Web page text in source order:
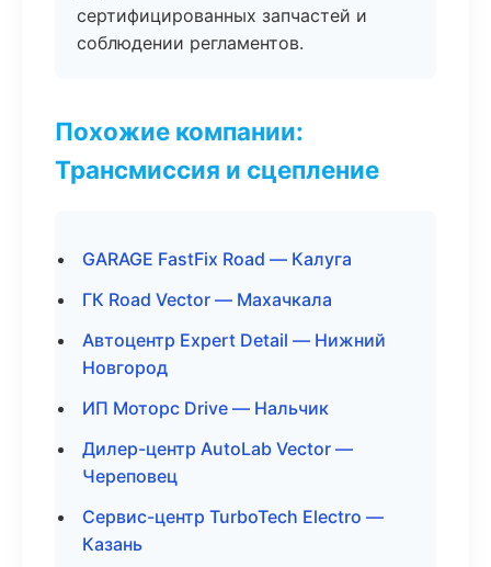
сертифицированных запчастей и
соблюдении регламентов.
Похожие компании:
Трансмиссия и сцепление
GARAGE FastFix Road — Калуга
ГК Road Vector — Махачкала
Автоцентр Expert Detail — Нижний
Новгород
ИП Моторс Drive — Нальчик
Дилер-центр AutoLab Vector —
Череповец
Сервис-центр TurboTech Electro —
Казань